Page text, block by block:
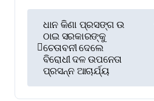
o
t
ଧାନ କିଣା ପ୍ରସଙ୍ଗ ଉ
ଠାଇ ସରକାରଙ୍କୁ
ଚେତାବନୀ ଦେଲେ
ବିରୋଧୀ ଦଳ ଉପନେତା
ପ୍ରସନ୍ନ ଆଚାର୍ଯ୍ୟ